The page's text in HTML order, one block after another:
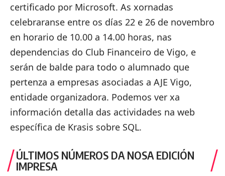
certificado por Microsoft. As xornadas
celebraranse entre os días 22 e 26 de novembro
en horario de 10.00 a 14.00 horas, nas
dependencias do Club Financeiro de Vigo, e
serán de balde para todo o alumnado que
pertenza a empresas asociadas a AJE Vigo,
entidade organizadora. Podemos ver xa
información detalla das actividades na web
específica de Krasis sobre SQL.
ÚLTIMOS NÚMEROS DA NOSA EDICIÓN
IMPRESA